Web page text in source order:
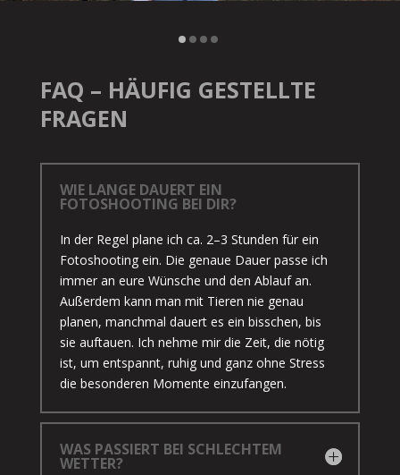
FAQ – HÄUFIG GESTELLTE
FRAGEN
WIE LANGE DAUERT EIN
FOTOSHOOTING BEI DIR?
In der Regel plane ich ca. 2–3 Stunden für ein
Fotoshooting ein. Die genaue Dauer passe ich
immer an eure Wünsche und den Ablauf an.
Außerdem kann man mit Tieren nie genau
planen, manchmal dauert es ein bisschen, bis
sie auftauen. Ich nehme mir die Zeit, die nötig
ist, um entspannt, ruhig und ganz ohne Stress
die besonderen Momente einzufangen.
WAS PASSIERT BEI SCHLECHTEM
WETTER?